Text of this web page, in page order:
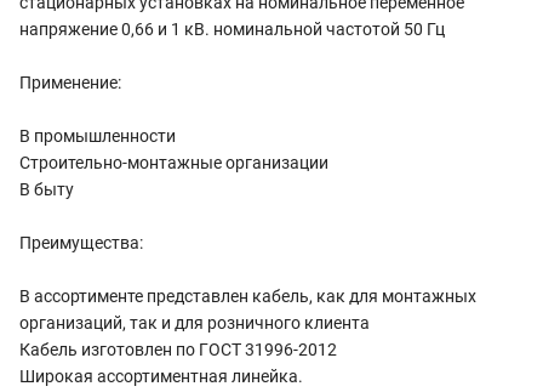
напряжение 0,66 и 1 кВ. номинальной частотой 50 Гц
Применение:
В промышленности
Cтроительно-монтажные организации
В быту
Преимущества:
В ассортименте представлен кабель, как для монтажных
организаций, так и для розничного клиента
Кабель изготовлен по ГОСТ 31996-2012
Широкая ассортиментная линейка.